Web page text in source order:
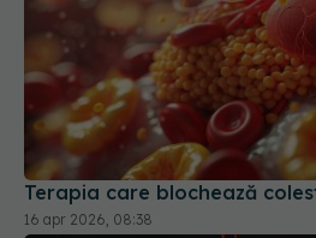
Terapia care blochează
16 apr 2026, 08:38